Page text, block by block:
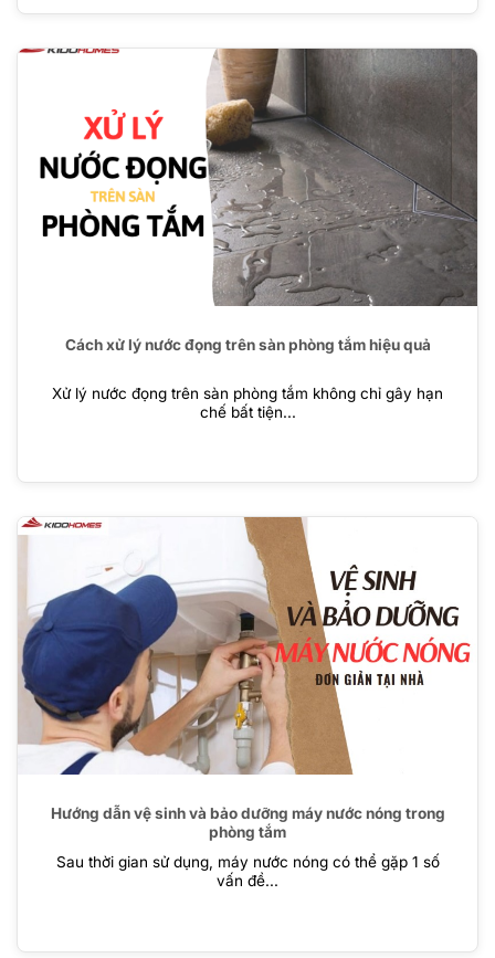
Cách xử lý nước đọng trên sàn phòng tắm hiệu quả
Xử lý nước đọng trên sàn phòng tắm không chỉ gây hạn
chế bất tiện...
Hướng dẫn vệ sinh và bảo dưỡng máy nước nóng trong
phòng tắm
Sau thời gian sử dụng, máy nước nóng có thể gặp 1 số
vấn đề...